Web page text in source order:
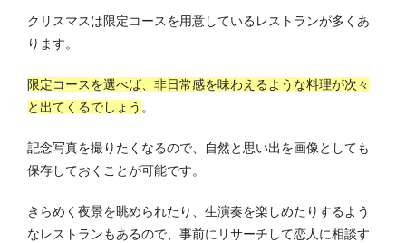
クリスマスは限定コースを用意しているレストランが多くあ
ります。
限定コースを選べば、非日常感を味わえるような料理が次々
と出てくるでしょう 。
記念写真を撮りたくなるので、自然と思い出を画像としても
保存しておくことが可能です。
きらめく夜景を眺められたり、生演奏を楽しめたりするよう
なレストランもあるので、事前にリサーチして恋人に相談す